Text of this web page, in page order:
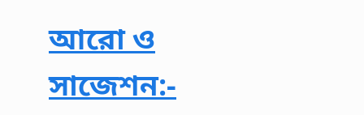
আরো ও
সাজেশন:-